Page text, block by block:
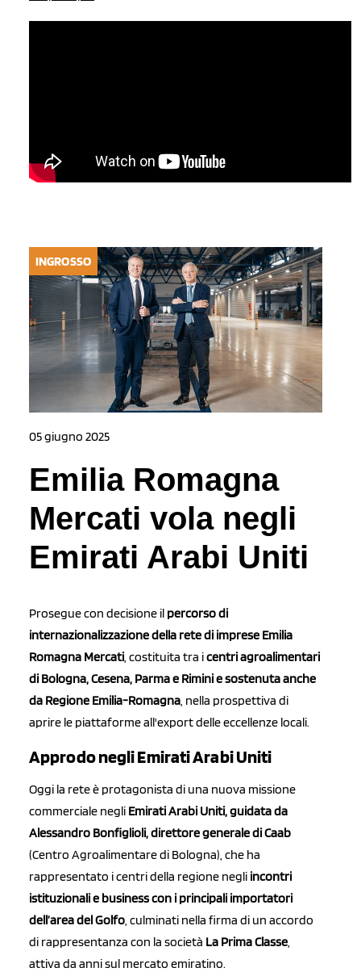
INGROSSO
05 giugno 2025
Emilia Romagna
Mercati vola negli
Emirati Arabi Uniti
Prosegue con decisione il percorso di
internazionalizzazione della rete di imprese Emilia
Romagna Mercati, costituita tra icentri agroalimentari
di Bologna, Cesena, Parma e Rimini e sostenuta anche
da Regione Emilia-Romagna, nella prospettiva di
aprire le piattaforme all'export delle eccellenze locali.
Approdo negli Emirati Arabi Uniti
Oggi la rete è protagonista di una nuova missione
commerciale negli Emirati Arabi Uniti, guidata da
Alessandro Bonfiglioli, direttore generale di Caab
(Centro Agroalimentare di Bologna), che ha
rappresentato i centri della regione negli incontri
istituzionali e business con i principali importatori
dell’area del Golfo , culminati nella firma di un accordo
di rappresentanza con la società La Prima Classe
attiva da anni sul mercato emiratino.